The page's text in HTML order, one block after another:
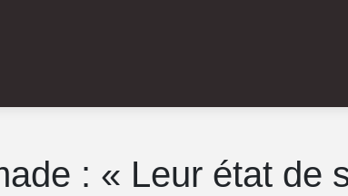
: « Leur état de